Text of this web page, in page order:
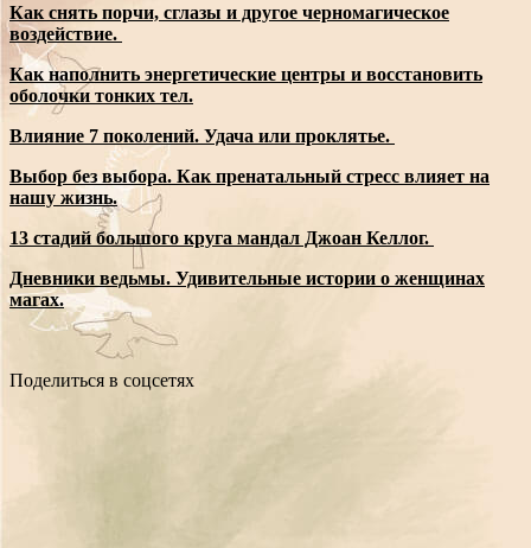
Как снять порчи, сглазы и другое черномагическое
воздействие.
Как наполнить энергетические центры и восстановить
оболочки тонких тел.
Влияние 7 поколений. Удача или проклятье.
Выбор без выбора. Как пренатальный стресс влияет на
нашу жизнь.
13 стадий большого круга мандал Джоан Келлог.
Дневники ведьмы. Удивительные истории о женщинах
магах.
Поделиться в соцсетях